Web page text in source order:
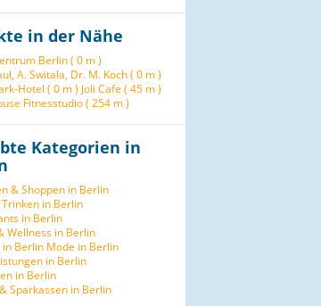
in der Nähe
Berlin ( 0 m )
A. Switala, Dr. M. Koch ( 0 m )
Hotel ( 0 m ) Joli Cafe ( 45 m )
Fitnesstudio ( 254 m )
Kategorien in
& Shoppen in Berlin
Trinken in Berlin
in Berlin
Wellness in Berlin
in Berlin Mode in Berlin
in Berlin
in Berlin
Sparkassen in Berlin